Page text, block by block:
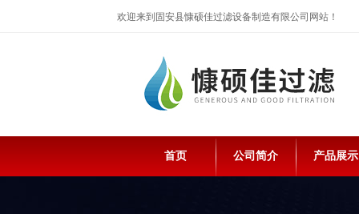
欢迎来到固安县慷硕佳过滤设备制造有限公司网站！
首页 公司简介 产品展示